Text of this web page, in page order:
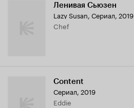
Ленивая Сьюзен
Lazy Susan, Сериал, 2019
Chef
Content
Сериал, 2019
Eddie